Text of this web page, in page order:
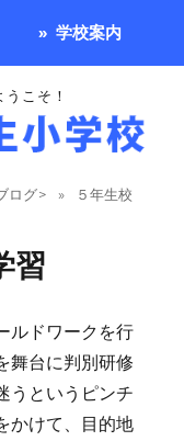
こそ！
学校案内
ログ>
５年生校
習
ルドワークを行
舞台に判別研修
うというピンチ
かけて、目的地